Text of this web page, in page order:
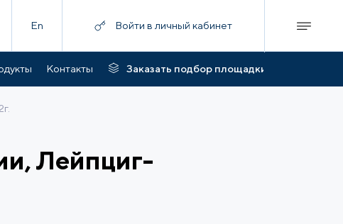
En Войти в личный кабинет
Контакты Заказать подбор площадки
Лейпциг-